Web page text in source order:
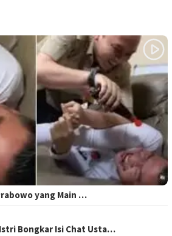
yang Main …
Bongkar Isi Chat Usta…